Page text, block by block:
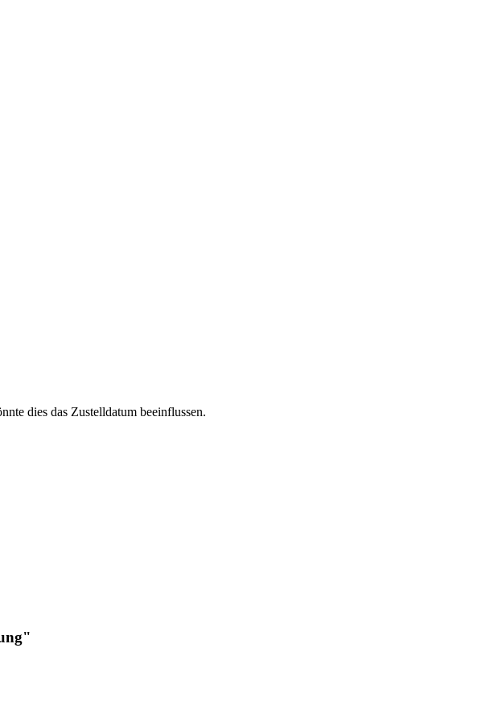
dies das Zustelldatum beeinflussen.